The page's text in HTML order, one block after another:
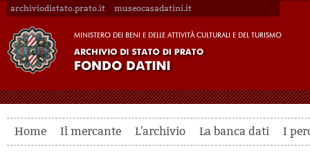
archiviodistato.prato.it museocasadatini.it
Home Il mercante L'archivio La banca dati I